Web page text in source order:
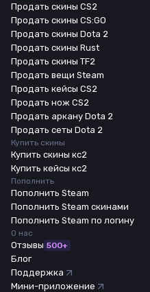
Продать скины CS2
Продать скины CS:GO
Продать скины Dota 2
Продать скины Rust
Продать скины TF2
Продать вещи Steam
Продать кейсы CS2
Продать нож CS2
Продать аркану Dota 2
Продать сеты Dota 2
Купить скины
Купить скины кс2
Купить кейсы кс2
Пополнить
Пополнить Steam
Пополнить Steam скинами
Пополнить Steam по логину
О нас
Отзывы 500+
Блог
Поддержка
Мини-приложение